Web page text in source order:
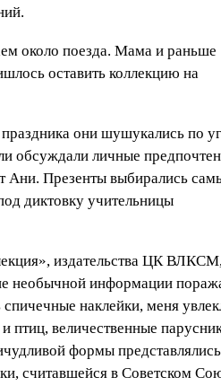
около поезда. Мама и раньше
оставить коллекцию на
они шушукались по
обсуждали личные
Ани. Презенты выбирались
диктовку учительницы
издательства ЦК
необычной информации
наклейки, меня
птиц, величественные
формы представлялись
считавшейся в Советском